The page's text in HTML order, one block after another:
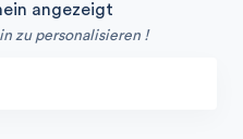
angezeigt
zu personalisieren !